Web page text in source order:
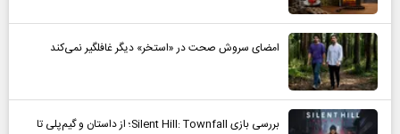
امضای سروش صحت در «استخر» دیگر غافلگیر نمی‌کند
بررسی بازی Silent Hill: Townfall؛ از داستان و گیم‌پلی تا